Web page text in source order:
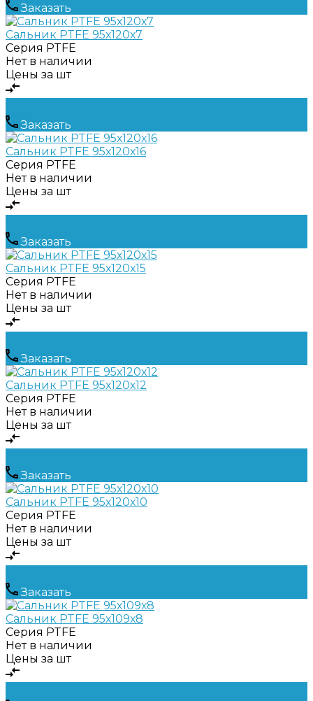
Заказать
Сальник PTFE 95х120х7
Серия PTFE
Нет в наличии
Цены за шт
Заказать
Сальник PTFE 95х120х16
Серия PTFE
Нет в наличии
Цены за шт
Заказать
Сальник PTFE 95х120х15
Серия PTFE
Нет в наличии
Цены за шт
Заказать
Сальник PTFE 95х120х12
Серия PTFE
Нет в наличии
Цены за шт
Заказать
Сальник PTFE 95х120х10
Серия PTFE
Нет в наличии
Цены за шт
Заказать
Сальник PTFE 95х109х8
Серия PTFE
Нет в наличии
Цены за шт